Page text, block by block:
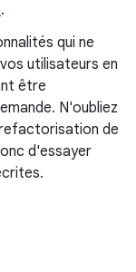
.
qui ne
utilisateurs en
être
N'oubliez
de
d'essayer